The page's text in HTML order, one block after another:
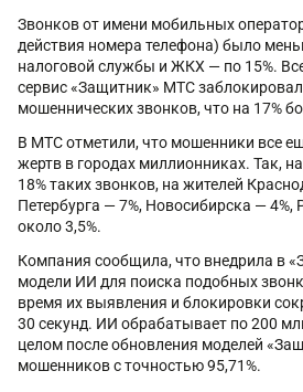
Звонков от имени мобильных
действия номера телефона) было
налоговой службы и ЖКХ — по 15%.
сервис «Защитник» МТС
мошеннических звонков, что на 17%
В МТС отметили, что мошенники все
жертв в городах миллионниках. Так,
18% таких звонков, на жителей
Петербурга — 7%, Новосибирска —
около 3,5%.
Компания сообщила, что внедрила в
модели ИИ для поиска подобных
время их выявления и блокировки
30 секунд. ИИ обрабатывает по 200
целом после обновления моделей
мошенников с точностью 95,71%.